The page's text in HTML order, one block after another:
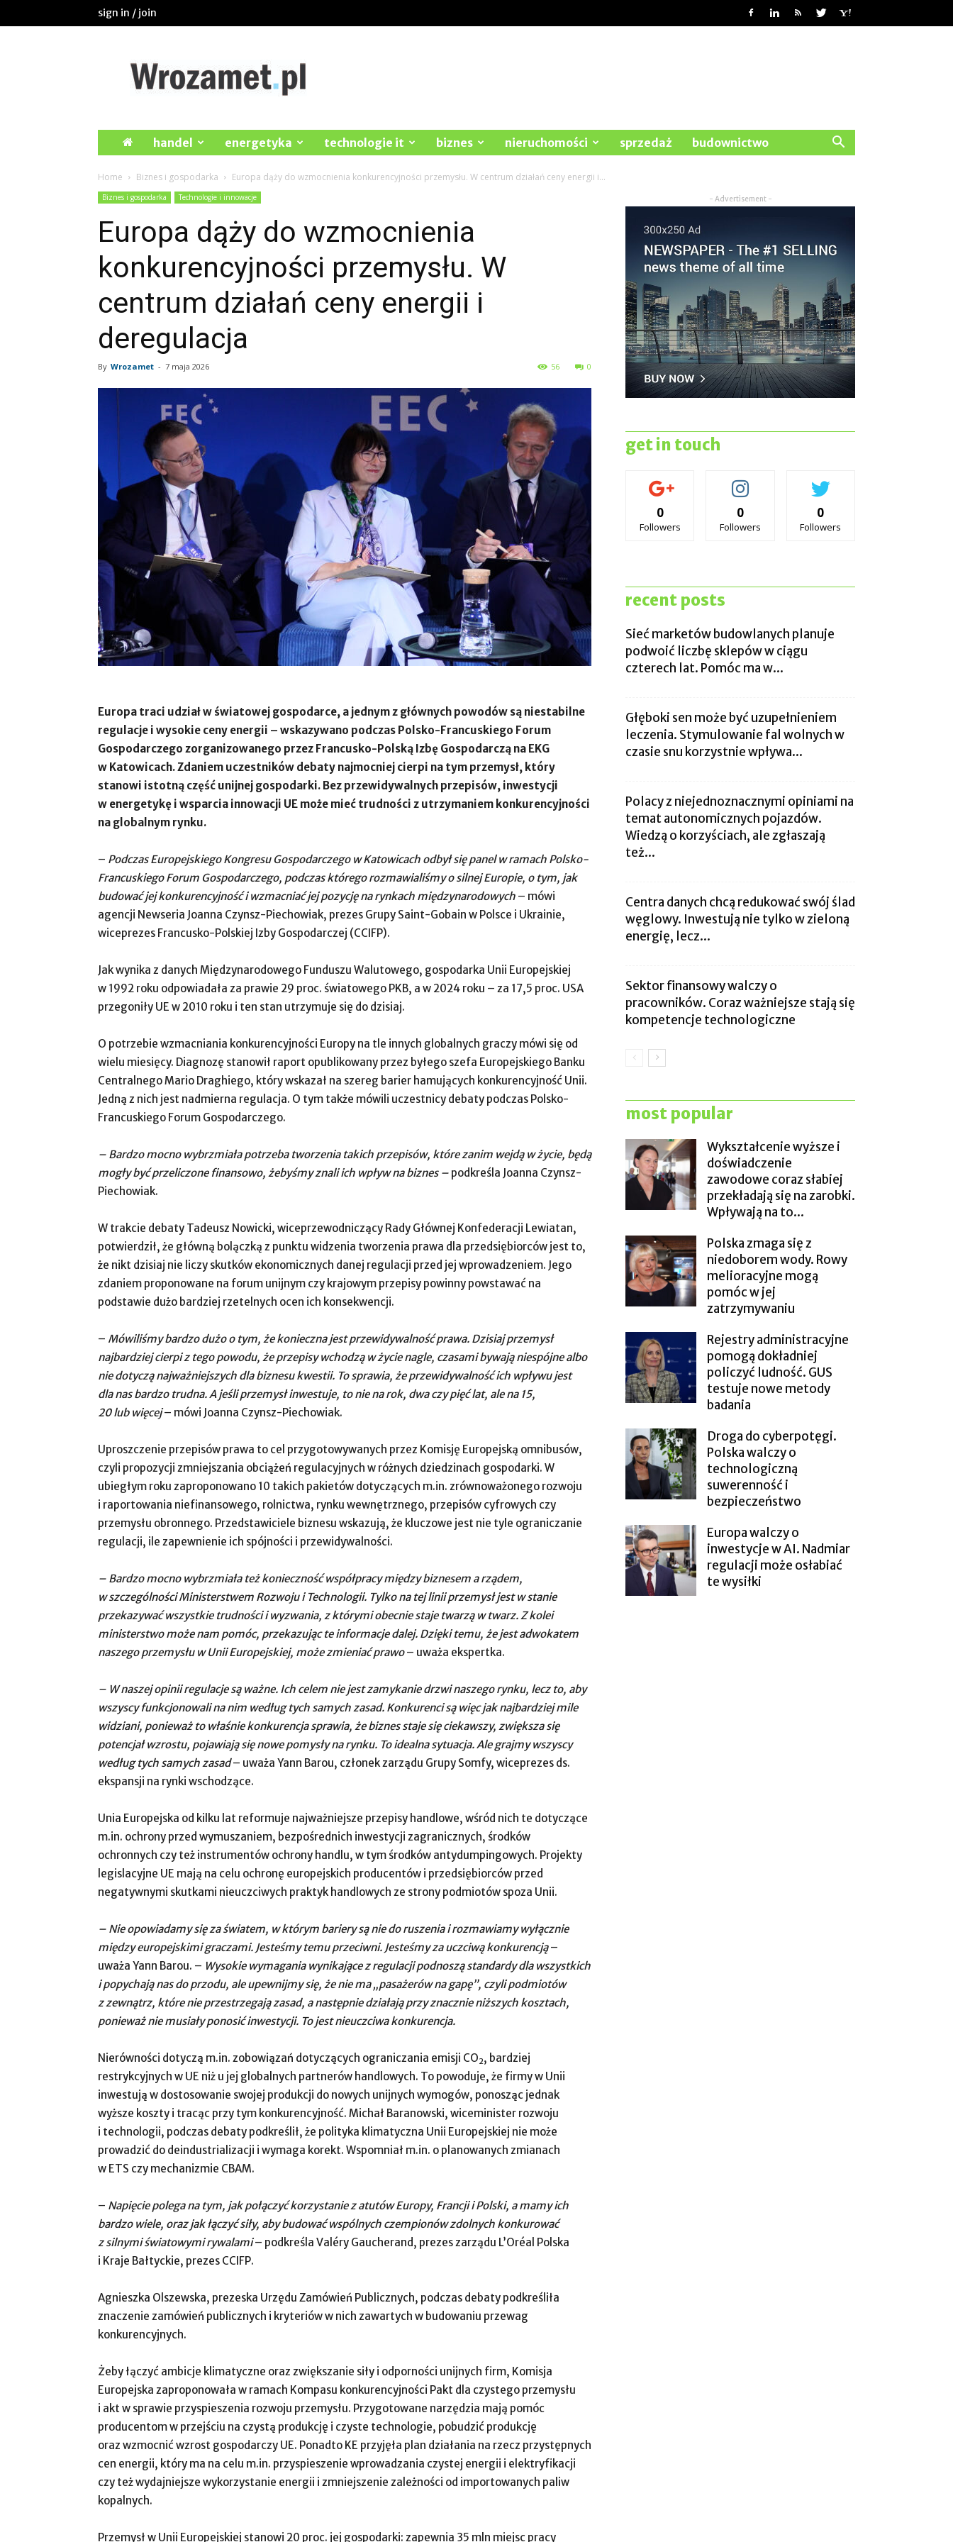
sign in / join
handel energetyka technologie it biznes nieruchomości sprzedaż budownictwo
Home Biznes i gospodarka Europa dąży do wzmocnienia konkurencyjności przemysłu. W centrum działań ceny energii i...
Biznes i gospodarka Technologie i innowacje
Europa dąży do wzmocnienia
konkurencyjności przemysłu. W
centrum działań ceny energii i
deregulacja
By Wrozamet - 7 maja 2026 0
56
Europa traci udział w światowej gospodarce, a jednym z głównych powodów są niestabilne
regulacje i wysokie ceny energii – wskazywano podczas Polsko-Francuskiego Forum
Gospodarczego zorganizowanego przez Francusko-Polską Izbę Gospodarczą na EKG
w Katowicach. Zdaniem uczestników debaty najmocniej cierpi na tym przemysł, który
stanowi istotną część unijnej gospodarki. Bez przewidywalnych przepisów, inwestycji
w energetykę i wsparcia innowacji UE może mieć trudności z utrzymaniem konkurencyjności
na globalnym rynku.
– Podczas Europejskiego Kongresu Gospodarczego w Katowicach odbył się panel w ramach Polsko-
Francuskiego Forum Gospodarczego, podczas którego rozmawialiśmy o silnej Europie, o tym, jak
budować jej konkurencyjność i wzmacniać jej pozycję na rynkach międzynarodowych – mówi
agencji Newseria Joanna Czynsz-Piechowiak, prezes Grupy Saint-Gobain w Polsce i Ukrainie,
wiceprezes Francusko-Polskiej Izby Gospodarczej (CCIFP).
Jak wynika z danych Międzynarodowego Funduszu Walutowego, gospodarka Unii Europejskiej
w 1992 roku odpowiadała za prawie 29 proc. światowego PKB, a w 2024 roku – za 17,5 proc. USA
przegoniły UE w 2010 roku i ten stan utrzymuje się do dzisiaj.
O potrzebie wzmacniania konkurencyjności Europy na tle innych globalnych graczy mówi się od
wielu miesięcy. Diagnozę stanowił raport opublikowany przez byłego szefa Europejskiego Banku
Centralnego Mario Draghiego, który wskazał na szereg barier hamujących konkurencyjność Unii.
Jedną z nich jest nadmierna regulacja. O tym także mówili uczestnicy debaty podczas Polsko-
Francuskiego Forum Gospodarczego.
– Bardzo mocno wybrzmiała potrzeba tworzenia takich przepisów, które zanim wejdą w życie, będą
mogły być przeliczone finansowo, żebyśmy znali ich wpływ na biznes – podkreśla Joanna Czynsz-
Piechowiak.
W trakcie debaty Tadeusz Nowicki, wiceprzewodniczący Rady Głównej Konfederacji Lewiatan,
potwierdził, że główną bolączką z punktu widzenia tworzenia prawa dla przedsiębiorców jest to,
że nikt dzisiaj nie liczy skutków ekonomicznych danej regulacji przed jej wprowadzeniem. Jego
zdaniem proponowane na forum unijnym czy krajowym przepisy powinny powstawać na
podstawie dużo bardziej rzetelnych ocen ich konsekwencji.
– Mówiliśmy bardzo dużo o tym, że konieczna jest przewidywalność prawa. Dzisiaj przemysł
najbardziej cierpi z tego powodu, że przepisy wchodzą w życie nagle, czasami bywają niespójne albo
nie dotyczą najważniejszych dla biznesu kwestii. To sprawia, że przewidywalność ich wpływu jest
dla nas bardzo trudna. A jeśliprzemysłinwestuje, to nie na rok, dwa czy pięć lat, ale na 15,
20 lub więcej– mówi Joanna Czynsz-Piechowiak.
Uproszczenie przepisów prawa to cel przygotowywanych przez Komisję Europejską omnibusów,
czyli propozycji zmniejszania obciążeń regulacyjnych w różnych dziedzinach gospodarki. W
ubiegłym roku zaproponowano 10 takich pakietów dotyczących m.in. zrównoważonego rozwoju
i raportowania niefinansowego, rolnictwa, rynku wewnętrznego, przepisów cyfrowych czy
przemysłu obronnego. Przedstawiciele biznesu wskazują, że kluczowe jest nie tyle ograniczanie
regulacji, ile zapewnienie ich spójności i przewidywalności.
– Bardzo mocno wybrzmiała też konieczność współpracy między biznesem a rządem,
w szczególności Ministerstwem Rozwoju i Technologii. Tylko na tej linii przemysł jest w stanie
przekazywać wszystkie trudności i wyzwania, z którymi obecnie staje twarzą w twarz. Z kolei
ministerstwo może nam pomóc, przekazując te informacje dalej. Dzięki temu, że jest adwokatem
naszego przemysłu w Unii Europejskiej, może zmieniać prawo– uważa ekspertka.
– W naszej opinii regulacje są ważne. Ich celem nie jest zamykanie drzwi naszego rynku, lecz to, aby
wszyscy funkcjonowali na nim według tych samych zasad. Konkurenci są więc jak najbardziej mile
widziani, ponieważ to właśnie konkurencja sprawia, że biznes staje się ciekawszy, zwiększa się
potencjał wzrostu, pojawiają się nowe pomysły na rynku. To idealna sytuacja. Ale grajmy wszyscy
według tych samych zasad– uważa Yann Barou, członek zarządu Grupy Somfy, wiceprezes ds.
ekspansji na rynki wschodzące.
Unia Europejska od kilku lat reformuje najważniejsze przepisy handlowe, wśród nich te dotyczące
m.in. ochrony przed wymuszaniem, bezpośrednich inwestycji zagranicznych, środków
ochronnych czy też instrumentów ochrony handlu, w tym środków antydumpingowych. Projekty
legislacyjne UE mają na celu ochronę europejskich producentów i przedsiębiorców przed
negatywnymi skutkami nieuczciwych praktyk handlowych ze strony podmiotów spoza Unii.
– Nie opowiadamy się za światem, w którym bariery są nie do ruszenia i rozmawiamy wyłącznie
między europejskimi graczami. Jesteśmy temu przeciwni. Jesteśmy za uczciwą konkurencją–
uważa Yann Barou. – Wysokie wymagania wynikające z regulacji podnoszą standardy dla wszystkich
i popychają nas do przodu, ale upewnijmy się, że nie ma „pasażerów na gapę”, czyli podmiotów
z zewnątrz, które nie przestrzegają zasad, a następnie działają przy znacznie niższych kosztach,
ponieważ nie musiały ponosić inwestycji. To jest nieuczciwa konkurencja.
Nierówności dotyczą m.in. zobowiązań dotyczących ograniczania emisji CO2, bardziej
restrykcyjnych w UE niż u jej globalnych partnerów handlowych. To powoduje, że firmy w Unii
inwestują w dostosowanie swojej produkcji do nowych unijnych wymogów, ponosząc jednak
wyższe koszty i tracąc przy tym konkurencyjność. Michał Baranowski, wiceminister rozwoju
i technologii, podczas debaty podkreślił, że polityka klimatyczna Unii Europejskiej nie może
prowadzić do deindustrializacji i wymaga korekt. Wspomniał m.in. o planowanych zmianach
w ETS czy mechanizmie CBAM.
– Napięcie polega na tym, jak połączyć korzystanie z atutów Europy, Francji i Polski, a mamy ich
bardzo wiele, oraz jak łączyć siły, aby budować wspólnych czempionów zdolnych konkurować
z silnymi światowymi rywalami– podkreśla Valéry Gaucherand, prezes zarządu L’Oréal Polska
i Kraje Bałtyckie, prezes CCIFP.
Agnieszka Olszewska, prezeska Urzędu Zamówień Publicznych, podczas debaty podkreśliła
znaczenie zamówień publicznych i kryteriów w nich zawartych w budowaniu przewag
konkurencyjnych.
Żeby łączyć ambicje klimatyczne oraz zwiększanie siły i odporności unijnych firm, Komisja
Europejska zaproponowała w ramach Kompasu konkurencyjności Pakt dla czystego przemysłu
i akt w sprawie przyspieszenia rozwoju przemysłu. Przygotowane narzędzia mają pomóc
producentom w przejściu na czystą produkcję i czyste technologie, pobudzić produkcję
oraz wzmocnić wzrost gospodarczy UE. Ponadto KE przyjęła plan działania na rzecz przystępnych
cen energii, który ma na celu m.in. przyspieszenie wprowadzania czystej energii i elektryfikacji
czy też wydajniejsze wykorzystanie energii i zmniejszenie zależności od importowanych paliw
kopalnych.
Przemysł w Unii Europejskiej stanowi 20 proc. jej gospodarki: zapewnia 35 mln miejsc pracy
- Advertisement -
get in touch
0
Followers
0
Followers
0
Followers
recent posts
Sieć marketów budowlanych planuje
podwoić liczbę sklepów w ciągu
czterech lat. Pomóc ma w...
Głęboki sen może być uzupełnieniem
leczenia. Stymulowanie fal wolnych w
czasie snu korzystnie wpływa...
Polacy z niejednoznacznymi opiniami na
temat autonomicznych pojazdów.
Wiedzą o korzyściach, ale zgłaszają
też...
Centra danych chcą redukować swój ślad
węglowy. Inwestują nie tylko w zieloną
energię, lecz...
Sektor finansowy walczy o
pracowników. Coraz ważniejsze stają się
kompetencje technologiczne
most popular
Wykształcenie wyższe i
doświadczenie
zawodowe coraz słabiej
przekładają się na zarobki.
Wpływają na to...
Polska zmaga się z
niedoborem wody. Rowy
melioracyjne mogą
pomóc w jej
zatrzymywaniu
Rejestry administracyjne
pomogą dokładniej
policzyć ludność. GUS
testuje nowe metody
badania
Droga do cyberpotęgi.
Polska walczy o
technologiczną
suwerenność i
bezpieczeństwo
Europa walczy o
inwestycje w AI. Nadmiar
regulacji może osłabiać
te wysiłki